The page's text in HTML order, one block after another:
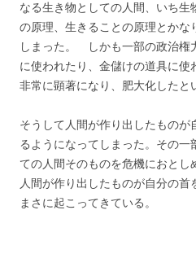
なる生き物としての人間、いち生
の原理、生きることの原理とかな
しまった。 しかも一部の政治権
に使われたり、金儲けの道具に
非常に顕著になり、肥大化したと
そうして人間が作り出したものが
るようになってしまった。その一
ての人間そのものを危機におとし
人間が作り出したものが自分の首
まさに起こってきている。